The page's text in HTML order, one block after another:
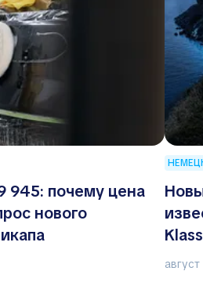
945: почему цена
нового